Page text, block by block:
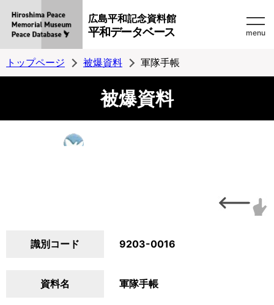
広島平和記念資料館
平和データベース menu
トップページ 被爆資料 軍隊手帳
被爆資料
識別コード 9203-0016
資料名 軍隊手帳